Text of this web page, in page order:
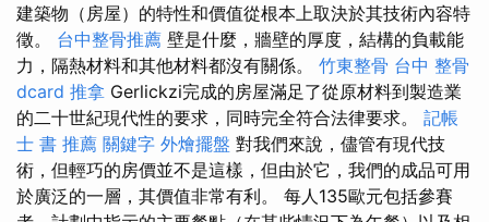
建築物（房屋）的特性和價值從根本上取決於其技術內容特
徵。 台中整骨推薦 壁是什麼，牆壁的厚度，結構的負載能
力，隔熱材料和其他材料都沒有關係。 竹東整骨 台中 整骨
dcard 推拿 Gerlickzi完成的房屋滿足了從原材料到製造業
的二十世紀現代性的要求，同時完全符合法律要求。 記帳
士 書 推薦 關鍵字 外燴擺盤 對我們來說，儘管有現代技
術，但輕巧的房價並不是這樣，但由於它，我們的成品可用
於廣泛的一層，其價值非常有利。 每人135歐元包括參賽